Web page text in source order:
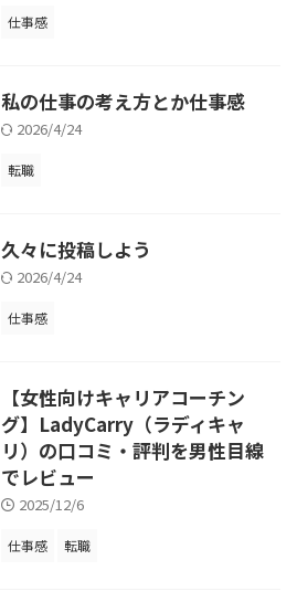
仕事感
私の仕事の考え方とか仕事感
2026/4/24
転職
久々に投稿しよう
2026/4/24
仕事感
【女性向けキャリアコーチン
グ】LadyCarry（ラディキャ
リ）の口コミ・評判を男性目線
でレビュー
2025/12/6
仕事感 転職